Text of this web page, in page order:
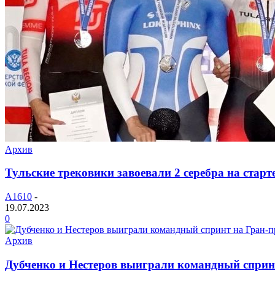
Архив
Тульские трековики завоевали 2 серебра на
A1610 -
19.07.2023
0
Архив
Дубченко и Нестеров выиграли командный